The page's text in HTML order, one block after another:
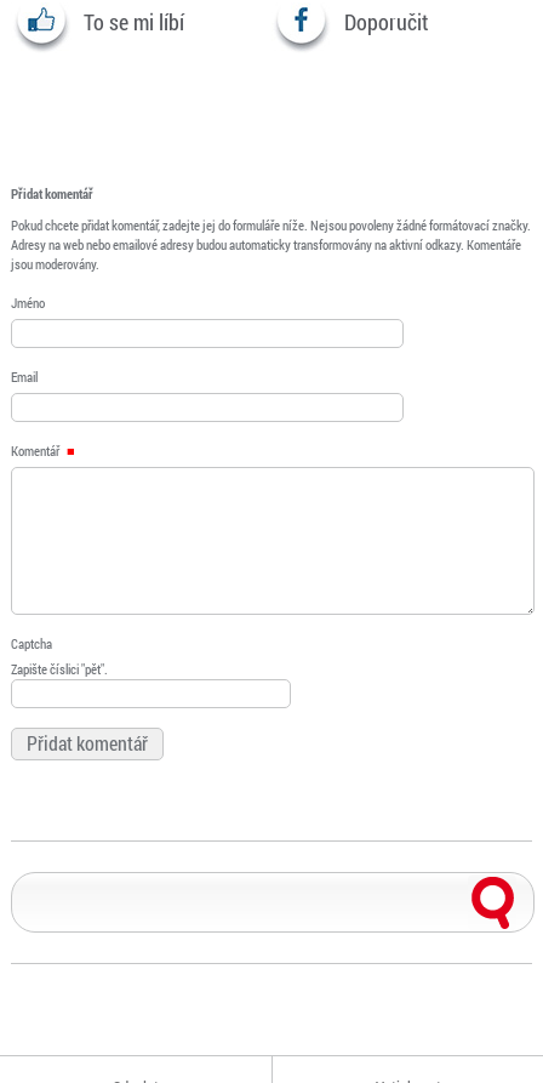
To se mi líbí Doporučit
Přidat komentář
Pokud chcete přidat komentář, zadejte jej do formuláře níže. Nejsou povoleny žádné formátovací značky.
Adresy na web nebo emailové adresy budou automaticky transformovány na aktivní odkazy. Komentáře
jsou moderovány.
Jméno
Email
Komentář
Captcha
Zapište číslici "pět".